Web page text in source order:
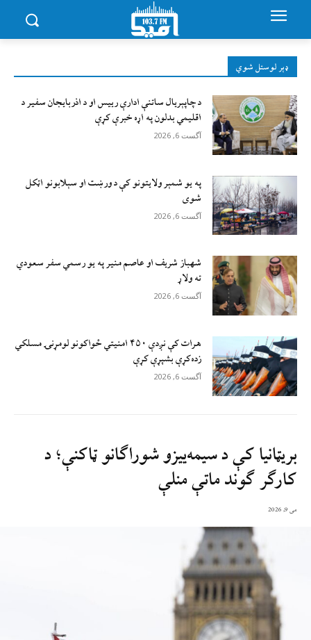
ډېر لوستل شوي
د چاپېریال ساتنې ادارې رییس او د اذربایجان سفیر د
اقلیمي بدلون په اړه خبرې کړې
آگست 6, 2026
په یو شمېر ولایتونو کې د ورښت او سېلابونو اټکل
شوی
آگست 6, 2026
شهباز شریف او عاصم منیر په یو رسمي سفر سعودي
ته ولاړ
آگست 6, 2026
هرات کې نږدې ۴۵۰ امنيتي ځواکونو لومړنۍ مسلکي
زده‌کړې بشپړې کړې
آگست 6, 2026
بریټانیا کې د سیمه‌ییزو شوراګانو ټاکنې؛ د
کارګر ګوند ماتې منلې
می 9, 2026